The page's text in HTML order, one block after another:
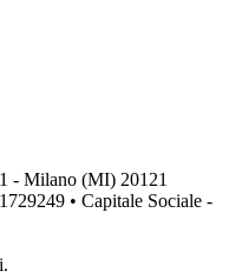
- Milano (MI) 20121
• Capitale Sociale -